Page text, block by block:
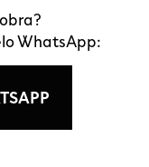
WhatsApp: